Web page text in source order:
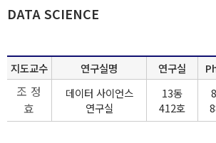
DATA SCIENCE
지도교수 연구실명 연구실
조 정
효
데이터 사이언스
연구실
13동
412호